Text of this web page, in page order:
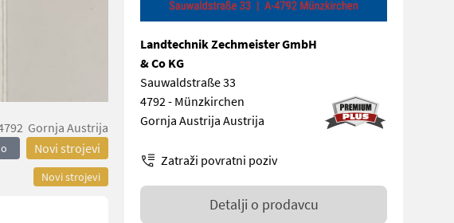
Gornja Austrija
Novi strojevi
Novi strojevi
Landtechnik Zechmeister GmbH
& Co KG
Sauwaldstraße 33
4792 - Münzkirchen
Gornja Austrija Austrija
Zatraži povratni poziv
Detalji o prodavcu